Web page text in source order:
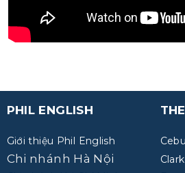
PHIL ENGLISH
Giới thiệu Phil English
Chi nhánh Hà Nội
Cebu